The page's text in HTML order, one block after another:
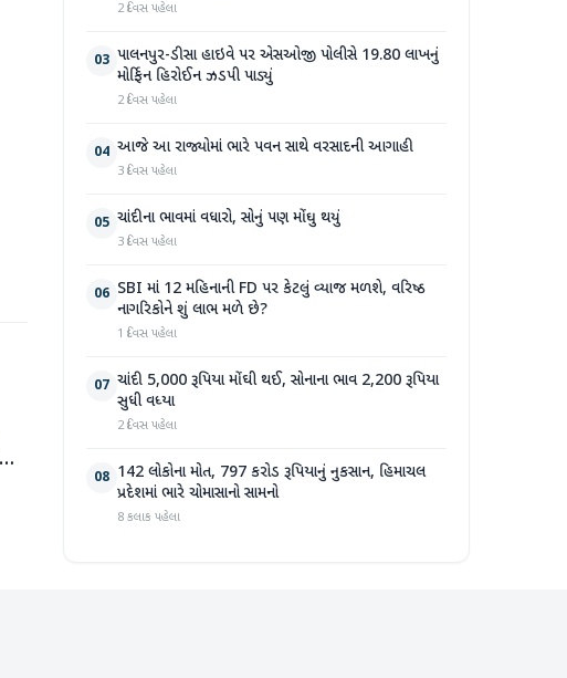
2 દિવસ પહેલા
03 પાલનપુર-ડીસા હાઇવે પર એસઓજી પોલીસે 19.80 લાખનું
મોર્ફિન હિરોઈન ઝડપી પાડ્યું
2 દિવસ પહેલા
04 આજે આ રાજ્યોમાં ભારે પવન સાથે વરસાદની આગાહી
3 દિવસ પહેલા
05 ચાંદીના ભાવમાં વધારો, સોનું પણ મોંઘુ થયું
3 દિવસ પહેલા
06 SBI માં 12 મહિનાની FD પર કેટલું વ્યાજ મળશે, વરિષ્ઠ
નાગરિકોને શું લાભ મળે છે?
1 દિવસ પહેલા
07 ચાંદી 5,000 રૂપિયા મોંઘી થઈ, સોનાના ભાવ 2,200 રૂપિયા
સુધી વધ્યા
2 દિવસ પહેલા
08 142 લોકોના મોત, 797 કરોડ રૂપિયાનું નુકસાન, હિમાચલ
પ્રદેશમાં ભારે ચોમાસાનો સામનો
8 કલાક પહેલા